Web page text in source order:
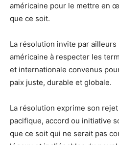
américaine pour le mettre en
que ce soit.
La résolution invite par ailleurs
américaine à respecter les
et internationale convenus
paix juste, durable et globale.
La résolution exprime son
pacifique, accord ou initiative
que ce soit qui ne serait pas